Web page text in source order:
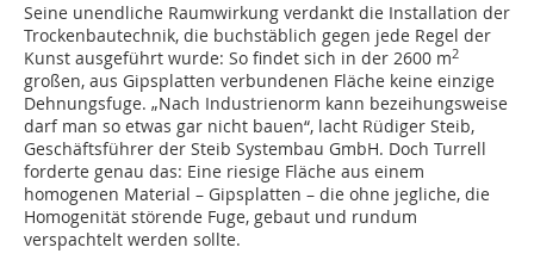
Seine unendliche Raumwirkung verdankt die Installation der
Trockenbautechnik, die buchstäblich gegen jede Regel der
Kunst ausgeführt wurde: So findet sich in der 2600 m2
großen, aus Gipsplatten verbundenen Fläche keine einzige
Dehnungsfuge. „Nach Industrienorm kann bezeihungsweise
darf man so etwas gar nicht bauen“, lacht Rüdiger Steib,
Geschäftsführer der Steib Systembau GmbH. Doch Turrell
forderte genau das: Eine riesige Fläche aus einem
homogenen Material – Gipsplatten – die ohne jegliche, die
Homogenität störende Fuge, gebaut und rundum
verspachtelt werden sollte.